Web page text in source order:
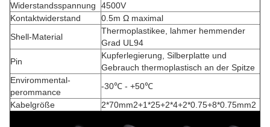
Widerstandsspannung
4500V
Kontaktwiderstand
0.5m Ω maximal
Shell-Material
Thermoplastikee, lahmer hemmender
Grad UL94
Pin
Kupferlegierung, Silberplatte und
Gebrauch thermoplastisch an der Spitze
Envirommental-
perommance
-30℃ - +50℃
Kabelgröße
2*70mm2+1*25+2*4+2*0.75+8*0.75mm2